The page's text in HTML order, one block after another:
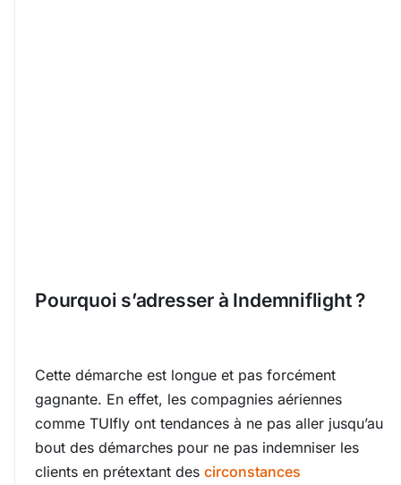
Pourquoi s’adresser à Indemniflight ?
Cette démarche est longue et pas forcément
gagnante. En effet, les compagnies aériennes
comme TUIfly ont tendances à ne pas aller jusqu’au
bout des démarches pour ne pas indemniser les
clients en prétextant des circonstances